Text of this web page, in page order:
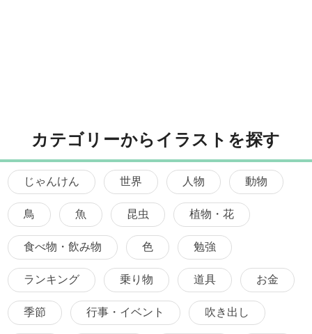
カテゴリーからイラストを探す
じゃんけん 世界 人物 動物
鳥 魚 昆虫 植物・花
食べ物・飲み物 色 勉強
ランキング 乗り物 道具 お金
季節 行事・イベント 吹き出し